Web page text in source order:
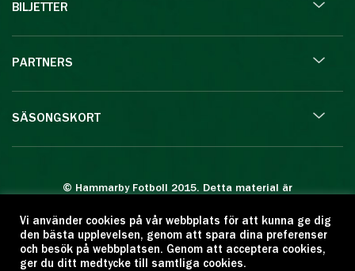
BILJETTER
PARTNERS
SÄSONGSKORT
© Hammarby Fotboll 2015. Detta material är
Eftertryck eller annan kopiering är förbjuden.
Citera oss gärna men ange källan:
www.hammarbyfotboll.se. Ansvarig utgivare:
Vi använder cookies på vår webbplats för att kunna ge dig
den bästa upplevelsen, genom att spara dina preferenser
och besök på webbplatsen. Genom att acceptera cookies,
ger du ditt medtycke till samtliga cookies.